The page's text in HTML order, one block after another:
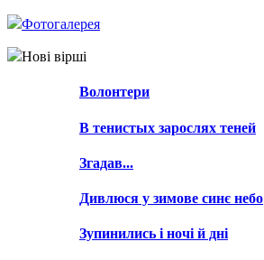
Фотогалерея
Нові вірші
Волонтери
В тенистых зарослях теней
Згадав...
Дивлюся у зимове синє небо
Зупинились і ночі й дні